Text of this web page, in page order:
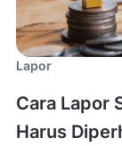
Lapor
Cara Lapor
Harus